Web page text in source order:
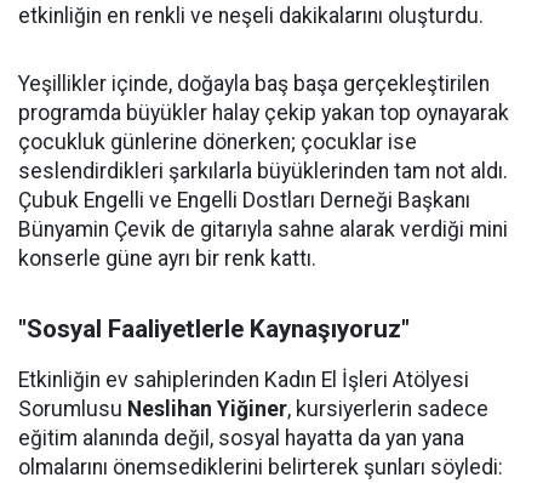
etkinliğin en renkli ve neşeli dakikalarını oluşturdu.
Yeşillikler içinde, doğayla baş başa gerçekleştirilen
programda büyükler halay çekip yakan top oynayarak
çocukluk günlerine dönerken; çocuklar ise
seslendirdikleri şarkılarla büyüklerinden tam not aldı.
Çubuk Engelli ve Engelli Dostları Derneği Başkanı
Bünyamin Çevik de gitarıyla sahne alarak verdiği mini
konserle güne ayrı bir renk kattı.
"Sosyal Faaliyetlerle Kaynaşıyoruz"
Etkinliğin ev sahiplerinden Kadın El İşleri Atölyesi
Sorumlusu Neslihan Yiğiner, kursiyerlerin sadece
eğitim alanında değil, sosyal hayatta da yan yana
olmalarını önemsediklerini belirterek şunları söyledi: